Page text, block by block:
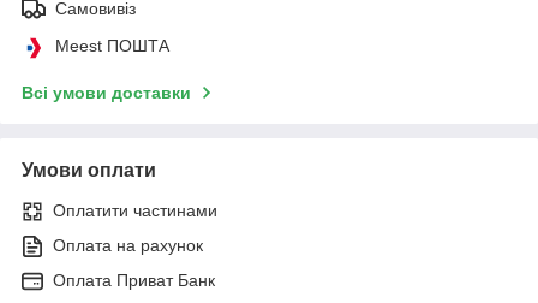
Самовивіз
Meest ПОШТА
Всі умови доставки
Умови оплати
Оплатити частинами
Оплата на рахунок
Оплата Приват Банк